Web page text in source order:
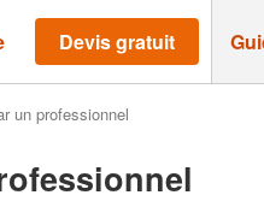
Devis gratuit
un professionnel